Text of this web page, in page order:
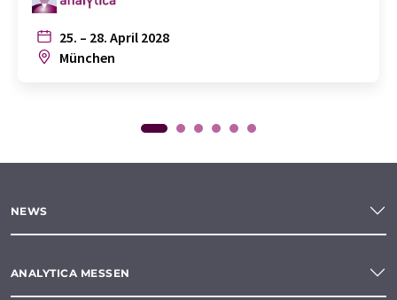
25. – 28. April 2028
München
NEWS
ANALYTICA MESSEN